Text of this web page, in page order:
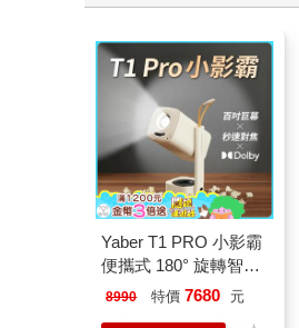
Yaber T1 PRO 小影霸
便攜式 180° 旋轉智能
投影機
8990 特價 7680 元